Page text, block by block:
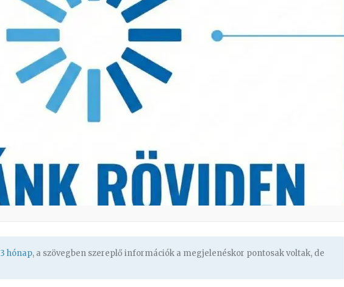
3 hónap, a szövegben szereplő információk a megjelenéskor pontosak voltak, de